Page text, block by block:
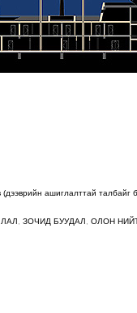
ашиглалттай талбайг
ЗОЧИД БУУДАЛ ОЛОН